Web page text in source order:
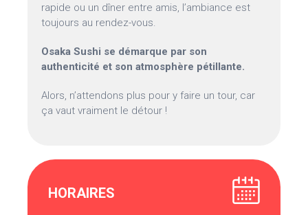
rapide ou un dîner entre amis, l’ambiance est
toujours au rendez-vous.
Osaka Sushi se démarque par son
authenticité et son atmosphère pétillante.
Alors, n’attendons plus pour y faire un tour, car
ça vaut vraiment le détour !
HORAIRES